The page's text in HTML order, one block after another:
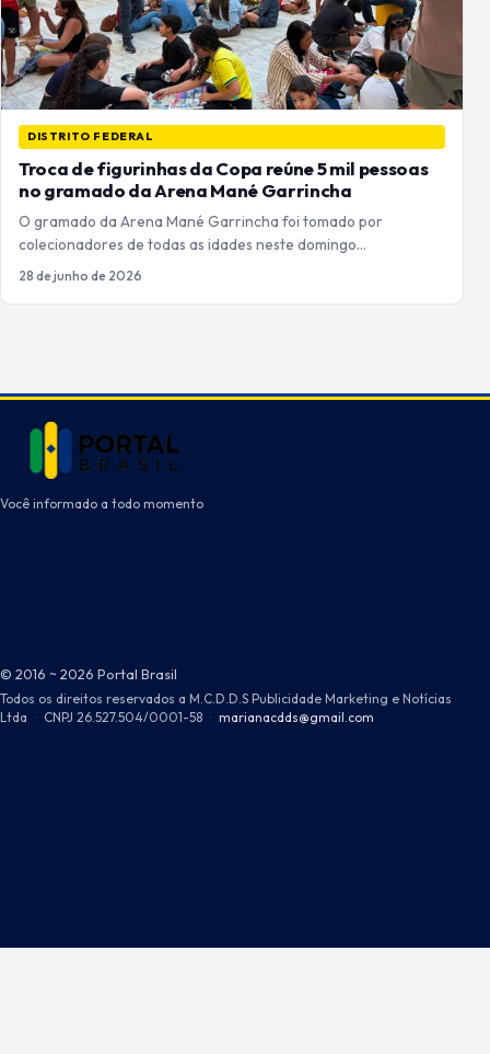
DISTRITO FEDERAL
Troca de figurinhas da Copa reúne 5 mil pessoas
no gramado da Arena Mané Garrincha
O gramado da Arena Mané Garrincha foi tomado por
colecionadores de todas as idades neste domingo…
28 de junho de 2026
Você informado a todo momento
© 2016 ~ 2026 Portal Brasil
Todos os direitos reservados a M.C.D.D.S Publicidade Marketing e Notícias
Ltda · CNPJ 26.527.504/0001-58 · marianacdds@gmail.com